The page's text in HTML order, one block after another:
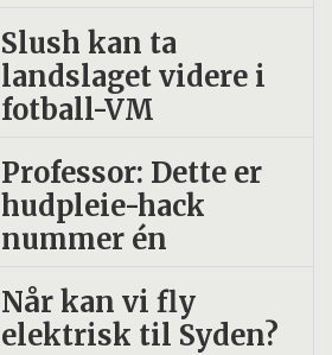
Slush kan ta
landslaget videre i
fotball-VM
Professor: Dette er
hudpleie-hack
nummer én
Når kan vi fly
elektrisk til Syden?